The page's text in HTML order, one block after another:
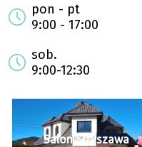
pon - pt
9:00 - 17:00
sob.
9:00-12:30
Salon Stryszawa